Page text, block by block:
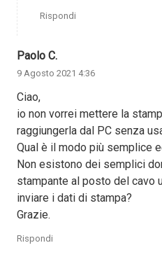
Rispondi
Paolo C.
9 Agosto 2021 4:36
Ciao,
io non vorrei mettere la
raggiungerla dal PC senza
Qual è il modo più semplice
Non esistono dei semplici
stampante al posto del cavo
inviare i dati di stampa?
Grazie.
Rispondi